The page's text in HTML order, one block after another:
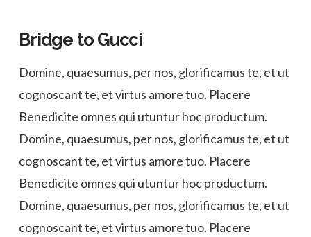
Bridge to Gucci
Domine, quaesumus, per nos, glorificamus te, et ut
cognoscant te, et virtus amore tuo. Placere
Benedicite omnes qui utuntur hoc productum.
Domine, quaesumus, per nos, glorificamus te, et ut
cognoscant te, et virtus amore tuo. Placere
Benedicite omnes qui utuntur hoc productum.
Domine, quaesumus, per nos, glorificamus te, et ut
cognoscant te, et virtus amore tuo. Placere